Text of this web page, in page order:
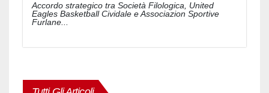
Accordo strategico tra Società Filologica, United
Eagles Basketball Cividale e Associazion Sportive
Furlane...